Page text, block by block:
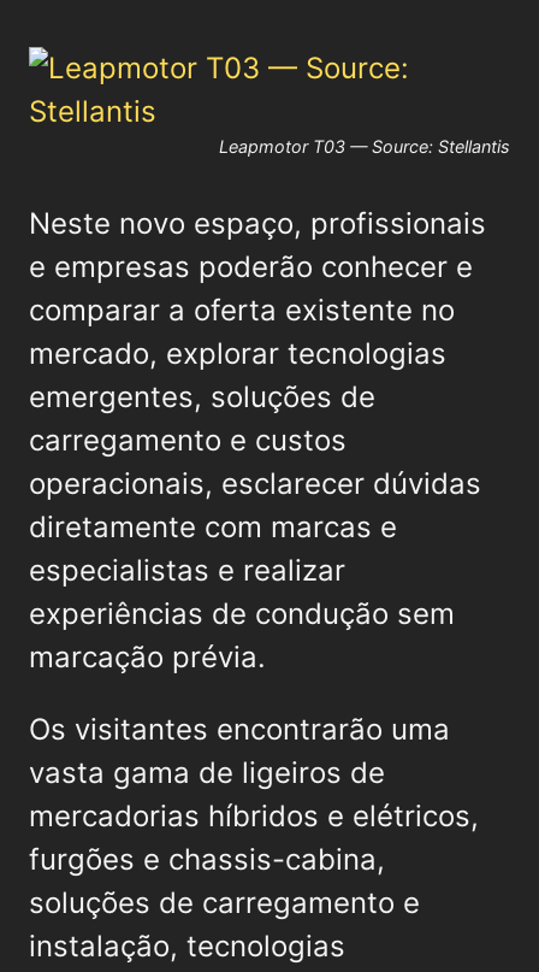
Leapmotor T03 — Source: Stellantis
Neste novo espaço, profissionais
e empresas poderão conhecer e
comparar a oferta existente no
mercado, explorar tecnologias
emergentes, soluções de
carregamento e custos
operacionais, esclarecer dúvidas
diretamente com marcas e
especialistas e realizar
experiências de condução sem
marcação prévia.
Os visitantes encontrarão uma
vasta gama de ligeiros de
mercadorias híbridos e elétricos,
furgões e chassis-cabina,
soluções de carregamento e
instalação, tecnologias